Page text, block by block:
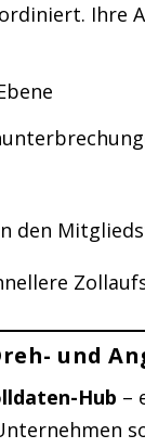
Ihre
den
und
Hub –